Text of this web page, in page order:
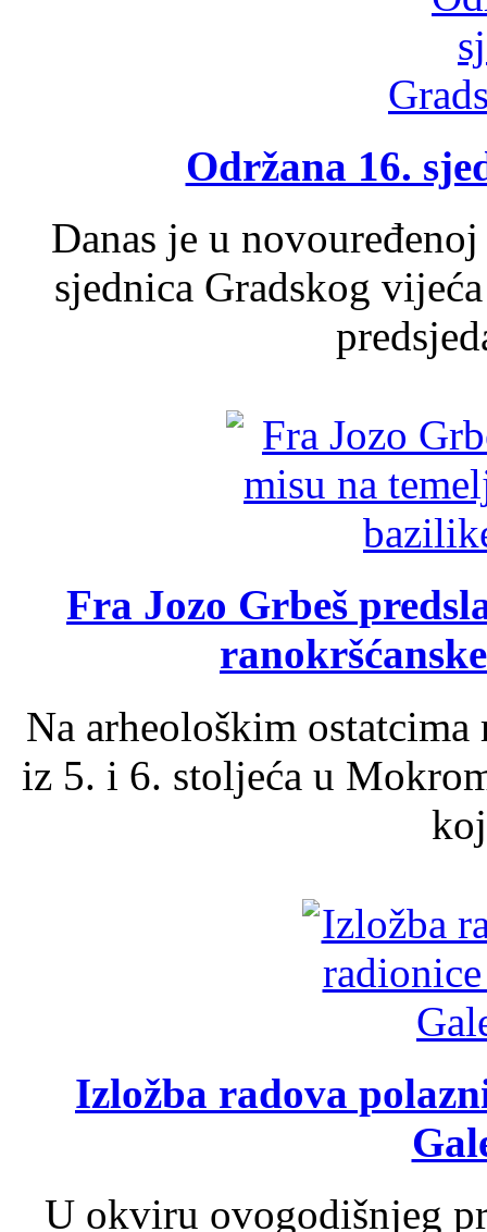
Održana 16.
Danas je u
sjednica Gradskog
Fra Jozo Grbeš
Na arheološkim
iz 5. i 6. stoljeća u
Izložba radova
U okviru ovogodišnjeg